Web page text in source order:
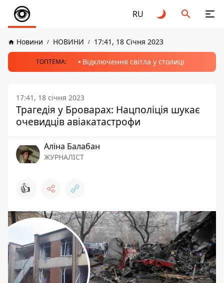
RU
Новини НОВИНИ 17:41, 18 Січня 2023
ТОПТЕМА: Відключення світла у столиці
17:41, 18 січня 2023
Трагедія у Броварах: Нацполіція шукає
очевидців авіакатастрофи
Аліна Балабан
ЖУРНАЛІСТ
👍